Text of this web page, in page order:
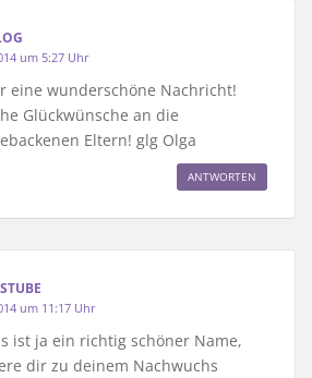
um 5:27 Uhr
eine wunderschöne Nachricht!
Glückwünsche an die
Eltern! glg Olga
ANTWORTEN
um 11:17 Uhr
ist ja ein richtig schöner Name,
dir zu deinem Nachwuchs